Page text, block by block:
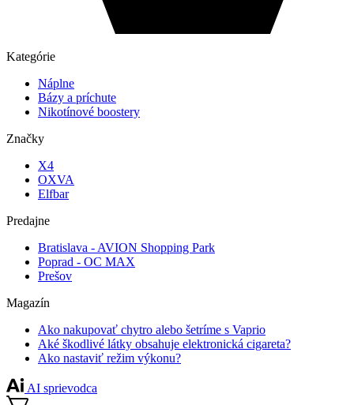
Kategórie
Náplne
Bázy a príchute
Nikotínové boostery
Značky
X4
OXVA
Elfbar
Predajne
Bratislava - AVION Shopping Park
Poprad - OC MAX
Prešov
Magazín
Ako nakupovať chytro alebo šetríme s Vaprio
Aké škodlivé látky obsahuje elektronická cigareta?
Ako nastaviť režim výkonu?
AI sprievodca